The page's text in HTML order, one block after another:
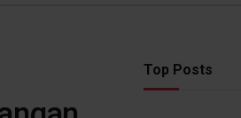
Top Posts